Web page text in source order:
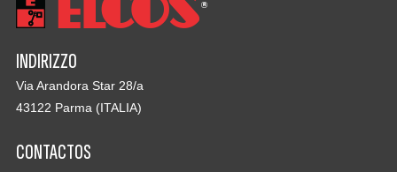
INDIRIZZO
Via Arandora Star 28/a
43122 Parma (ITALIA)
CONTACTOS